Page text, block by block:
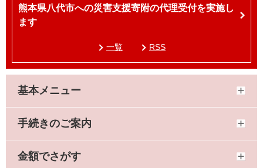
熊本県八代市への災害支援寄附の代理受付を実施し
ます
一覧 RSS
基本メニュー
手続きのご案内
金額でさがす